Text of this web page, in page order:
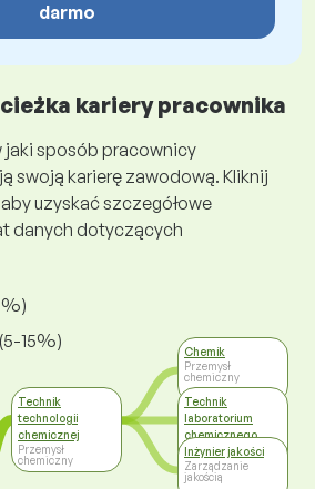
darmo
kariery pracownika
jaki sposób pracownicy
swoją karierę zawodową. Kliknij
uzyskać szczegółowe
danych dotyczących
15%)
Technik
technologii
chemicznej
Przemysł
chemiczny
Chemik
Przemysł
chemiczny
Technik
laboratorium
chemicznego
Przemysł
chemiczny
Inżynier jakości
Zarządzanie
jakością